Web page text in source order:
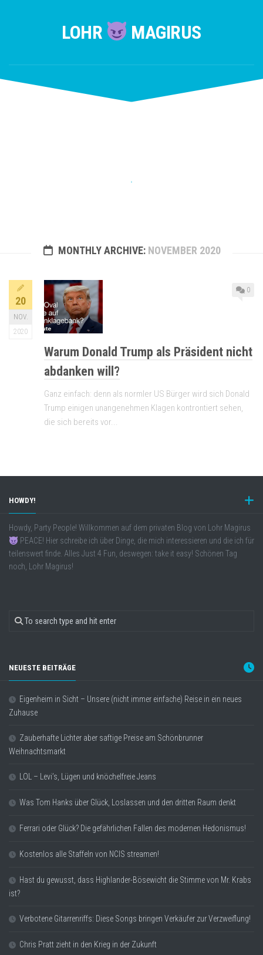
LOHR MAGIRUS
MONTHLY ARCHIVE: NOVEMBER 2020
20
NOV.
2020
0
Warum Donald Trump als Präsident nicht
abdanken will?
Ganz einfach: denn als normler US Bürger wird sich Donald
Trump einigen unangenehmen Klagen kontrontiert sehen,
die sich bereits vor...
HOWDY!
Howdy, Party People! Willkommen auf dem privaten Blog von Lohr Magirus
PEACE! Hier schreibe ich über Dinge, die mich interessieren und die ich für
teilenswert finde. Alles Just 4 Fun, deswegen: take it easy! Schönen Tag
noch, Lohr Magirus!
NEUESTE BEITRÄGE
Eigenheim in Sicht – Unsere (nicht immer einfache) Reise in ein neues
Zuhause
Zauberhafte Lichter aber saftige Preise am Schönbrunner
Weihnachtsmarkt
LOL – Levi’s, Lügen und knöchelfreie Jeans
Was Tom Hanks über Glück, Loslassen und den dritten Raum denkt
Ferrari oder Glück? Die gefährlichen Fallen des modernen Hedonismus!
Kostenlos alle Staffeln von NCIS streamen!
Hast du gewusst, dass Highlander-Bösewicht die Stimme von Mr. Krabs
ist?
Verbotene Gitarrenriffs: Diese Songs bringen Verkäufer zur Verzweiflung!
Chris Pratt zieht in den Krieg in der Zukunft